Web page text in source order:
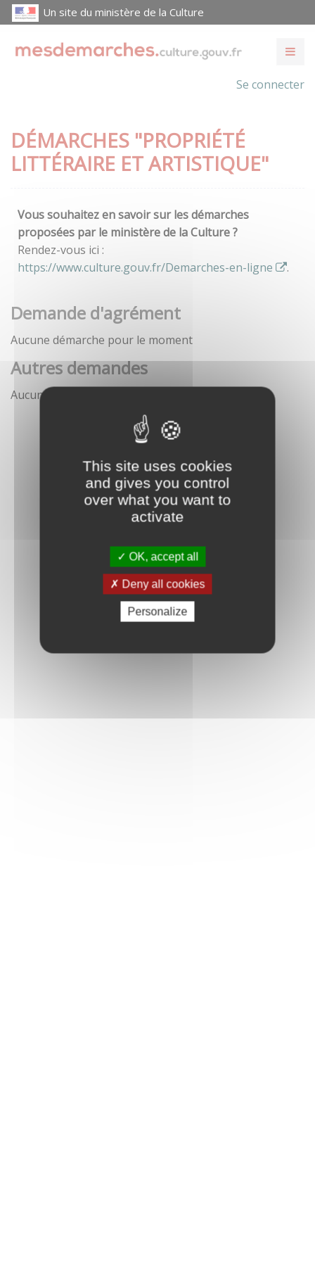
This site uses cookies
and gives you control
over what you want to
activate
OK, accept all
Deny all cookies
Personalize
Un site du ministère de la Culture
Se connecter
DÉMARCHES "PROPRIÉTÉ
LITTÉRAIRE ET ARTISTIQUE"
Vous souhaitez en savoir sur les démarches
proposées par le ministère de la Culture ?
Rendez-vous ici :
https://www.culture.gouv.fr/Demarches-en-ligne
.
Demande d'agrément
Aucune démarche pour le moment
Autres demandes
Aucune démarche pour le moment